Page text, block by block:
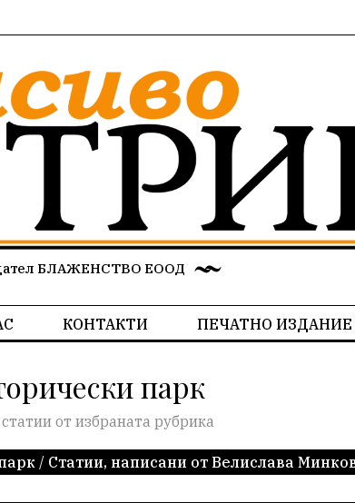
БЛАЖЕНСТВО ЕООД
КОНТАКТИ ПЕЧАТНО ИЗДАНИЕ
парк
от избраната рубрика
/ Статии, написани от Велислава